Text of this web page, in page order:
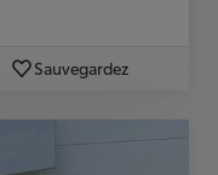
Sauvegardez